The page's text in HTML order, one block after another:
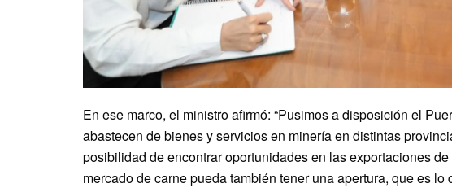
En ese marco, el ministro afirmó: “Pusimos a disposición el
abastecen de bienes y servicios en minería en distintas
posibilidad de encontrar oportunidades en las exportaciones
mercado de carne pueda también tener una apertura, que es